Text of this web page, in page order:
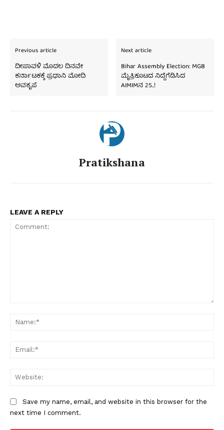
Previous article
ದೀಪಾವಳಿ ಮೊದಲ ದಿನವೇ
ಕರ್ನಾಟಕಕ್ಕೆ ಪ್ರಧಾನಿ ಮೋದಿ
ಅವಕೃಪೆ
Next article
Bihar Assembly Election: MGB
ಮೈತ್ರಿಕೂಟದ ನಿದ್ದೆಗೆಡಿಸಿದ
AIMIMನ 25..!
Pratikshana
LEAVE A REPLY
Save my name, email, and website in this browser for the
next time I comment.